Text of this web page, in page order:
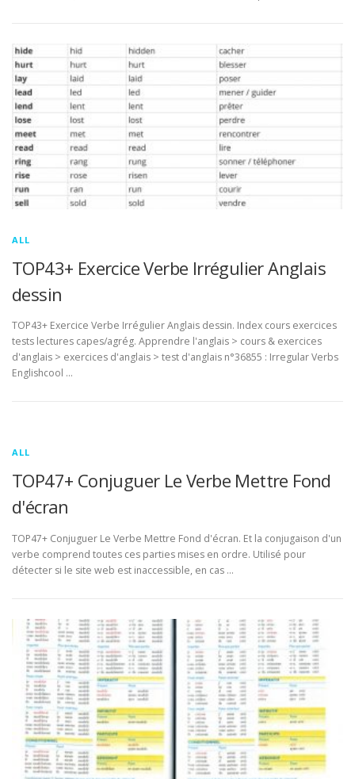
ALL
TOP43+ Exercice Verbe Irrégulier Anglais
dessin
TOP43+ Exercice Verbe Irrégulier Anglais dessin. Index cours exercices
tests lectures capes/agrég. Apprendre l'anglais > cours & exercices
d'anglais > exercices d'anglais > test d'anglais n°36855 : Irregular Verbs
Englishcool …
ALL
TOP47+ Conjuguer Le Verbe Mettre Fond
d'écran
TOP47+ Conjuguer Le Verbe Mettre Fond d'écran. Et la conjugaison d'un
verbe comprend toutes ces parties mises en ordre. Utilisé pour
détecter si le site web est inaccessible, en cas …